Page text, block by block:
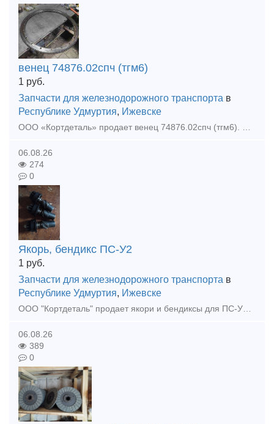
венец 74876.02спч (тгм6)
1 руб.
Запчасти для железнодорожного транспорта в
Республике Удмуртия, Ижевске
ООО «Кортдеталь» продает венец 74876.02спч (тгм6). Организуем доставку из Ижевска.
06.08.26
274
0
Якорь, бендикс ПС-У2
1 руб.
Запчасти для железнодорожного транспорта в
Республике Удмуртия, Ижевске
ООО "Кортдеталь" продает якори и бендиксы для ПС-У2. Оперативная отправка из Ижевска.
06.08.26
389
0